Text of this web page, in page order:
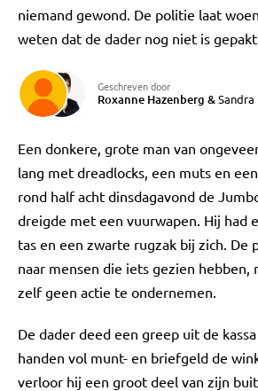
niemand gewond. De politie laat
weten dat de dader nog niet is
Geschreven door
Roxanne Hazenberg &Sandra
Een donkere, grote man van
lang met dreadlocks, een muts en
rond half acht dinsdagavond de
dreigde met een vuurwapen. Hij had
tas en een zwarte rugzak bij zich. De
naar mensen die iets gezien hebben,
zelf geen actie te ondernemen.
De dader deed een greep uit de
handen vol munt- en briefgeld de
verloor hij een groot deel van zijn